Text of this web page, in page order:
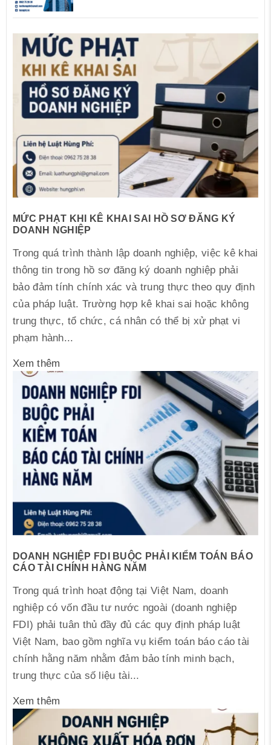
MỨC PHẠT KHI KÊ KHAI SAI HỒ SƠ ĐĂNG KÝ
DOANH NGHIỆP
Trong quá trình thành lập doanh nghiệp, việc kê khai
thông tin trong hồ sơ đăng ký doanh nghiệp phải
bảo đảm tính chính xác và trung thực theo quy định
của pháp luật. Trường hợp kê khai sai hoặc không
trung thực, tổ chức, cá nhân có thể bị xử phạt vi
phạm hành...
Xem thêm
DOANH NGHIỆP FDI BUỘC PHẢI KIỂM TOÁN BÁO
CÁO TÀI CHÍNH HÀNG NĂM
Trong quá trình hoạt động tại Việt Nam, doanh
nghiệp có vốn đầu tư nước ngoài (doanh nghiệp
FDI) phải tuân thủ đầy đủ các quy định pháp luật
Việt Nam, bao gồm nghĩa vụ kiểm toán báo cáo tài
chính hằng năm nhằm đảm bảo tính minh bạch,
trung thực của số liệu tài...
Xem thêm